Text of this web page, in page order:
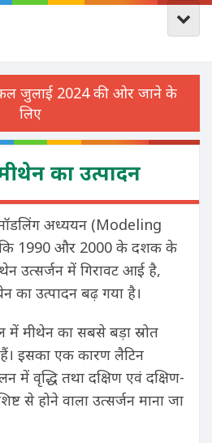
मीथेन का उत्पादन
अध्ययन (Modeling
कि 1990 और 2000 के दशक के
उत्सर्जन में गिरावट आई है,
का उत्पादन बढ़ गया है।
में मीथेन का सबसे बड़ा स्रोत
इसका एक कारण लैटिन
में वृद्धि तथा दक्षिण एवं दक्षिण-
से होने वाला उत्सर्जन माना जा